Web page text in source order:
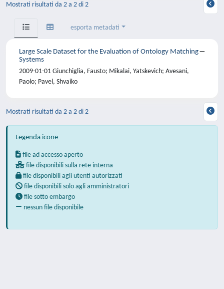
Mostrati risultati da 2 a 2 di 2
esporta metadati
Large Scale Dataset for the Evaluation of Ontology Matching
Systems
2009-01-01 Giunchiglia, Fausto; Mikalai, Yatskevich; Avesani,
Paolo; Pavel, Shvaiko
Mostrati risultati da 2 a 2 di 2
Legenda icone
file ad accesso aperto
file disponibili sulla rete interna
file disponibili agli utenti autorizzati
file disponibili solo agli amministratori
file sotto embargo
nessun file disponibile